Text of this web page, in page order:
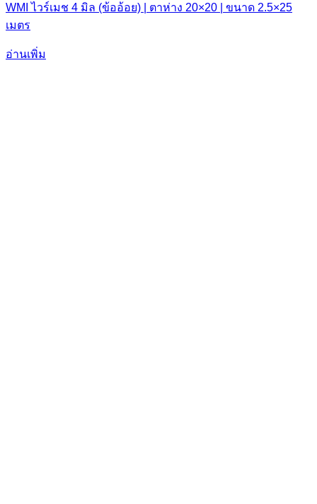
WMI ไวร์เมช 4 มิล (ข้ออ้อย) | ตาห่าง 20×20 | ขนาด 2.5×25
เมตร
อ่านเพิ่ม